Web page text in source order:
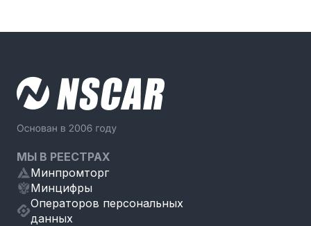
МЫ В РЕЕСТРАХ
Минпромторг
Минцифры
Операторов персональных
данных